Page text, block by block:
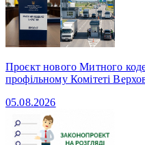
Проєкт нового Митного
профільному Комітеті
05.08.2026